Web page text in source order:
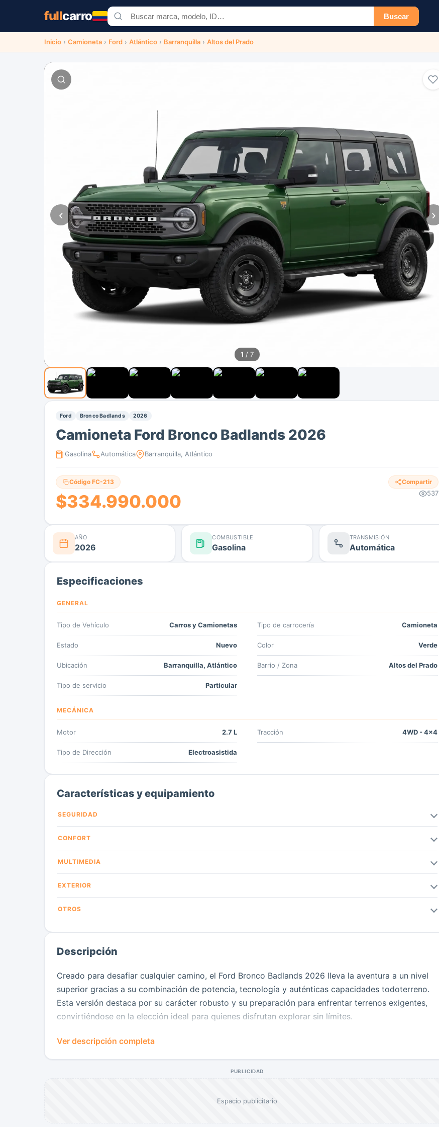
fullcarro Buscar
Inicio › Camioneta › Ford › Atlántico › Barranquilla › Altos del Prado
‹ ›
1 / 7
Ford Bronco Badlands 2026
Camioneta Ford Bronco Badlands 2026
Gasolina Automática Barranquilla, Atlántico
Código FC-213
$334.990.000
Compartir
537
AÑO
2026
COMBUSTIBLE
Gasolina
TRANSMISIÓN
Automática
Especificaciones
GENERAL
Tipo de Vehículo Carros y Camionetas Tipo de carrocería Camioneta
Estado Nuevo Color Verde
Ubicación Barranquilla, Atlántico Barrio / Zona Altos del Prado
Tipo de servicio Particular
MECÁNICA
Motor 2.7 L Tracción 4WD - 4x4
Tipo de Dirección Electroasistida
Características y equipamiento
SEGURIDAD
CONFORT
MULTIMEDIA
EXTERIOR
OTROS
Descripción
Creado para desafiar cualquier camino, el Ford Bronco Badlands 2026 lleva la aventura a un nivel
superior gracias a su combinación de potencia, tecnología y auténticas capacidades todoterreno.
Esta versión destaca por su carácter robusto y su preparación para enfrentar terrenos exigentes,
convirtiéndose en la elección ideal para quienes disfrutan explorar sin límites.
Su diseño imponente transmite fuerza desde cualquier ángulo, con una carrocería de aspecto
En el interior encontrarás una cabina moderna y funcional, equipada con materiales de alta calidad
Ver descripción completa
PUBLICIDAD
Espacio publicitario